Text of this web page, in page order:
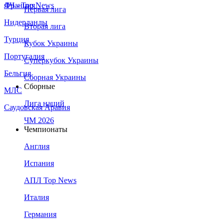
Франция
Нидерланды
Турция
Португалия
Бельгия
МЛС
Саудовская Аравия
ЛЧ - Top News
Первая лига
Вторая лига
Кубок Украины
Суперкубок Украины
Сборная Украины
Сборные
Лига наций
ЧМ 2026
Чемпионаты
Англия
Испания
АПЛ Top News
Италия
Германия